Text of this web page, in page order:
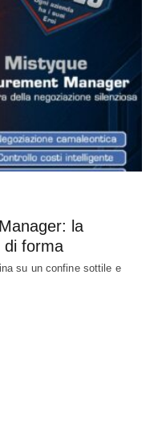
la
di forma
su un confine sottile e